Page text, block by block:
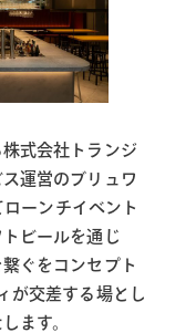
式会社トランジ
運営のブリュワ
ーンチイベント
ビールを通じ
ぐをコンセプト
が交差する場とし
ます。